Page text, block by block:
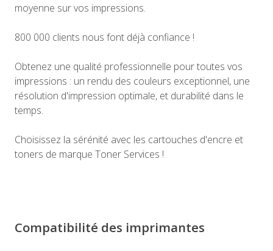
moyenne sur vos impressions.
800 000 clients nous font déjà confiance !
Obtenez une qualité professionnelle pour toutes vos
impressions : un rendu des couleurs exceptionnel, une
résolution d'impression optimale, et durabilité dans le
temps.
Choisissez la sérénité avec les cartouches d'encre et
toners de marque Toner Services !
Compatibilité des imprimantes